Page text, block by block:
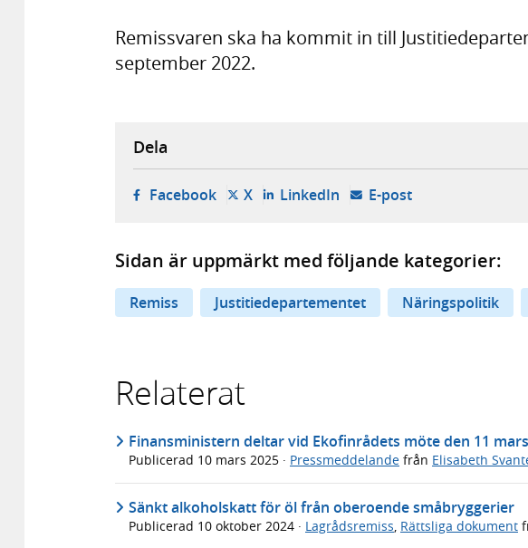
Remissvaren ska ha kommit in till
september 2022.
Dela
Facebook- öppnas i ny flik, extern webbplats,
X- öppnas i ny flik, extern webbplats,
LinkedIn- öppnas i ny flik, extern
E-post- öppnar din e-
Sidan är uppmärkt med följande kategorier:
Remiss Justitiedepartementet Näringspolitik
Relaterat
Finansministern deltar vid Ekofinrådets möte den 11 mars
Publicerad 10 mars 2025 · Pressmeddelande från Elisabeth
Sänkt alkoholskatt för öl från oberoende småbryggerier
Publicerad 10 oktober 2024 · Lagrådsremiss, Rättsliga dokument